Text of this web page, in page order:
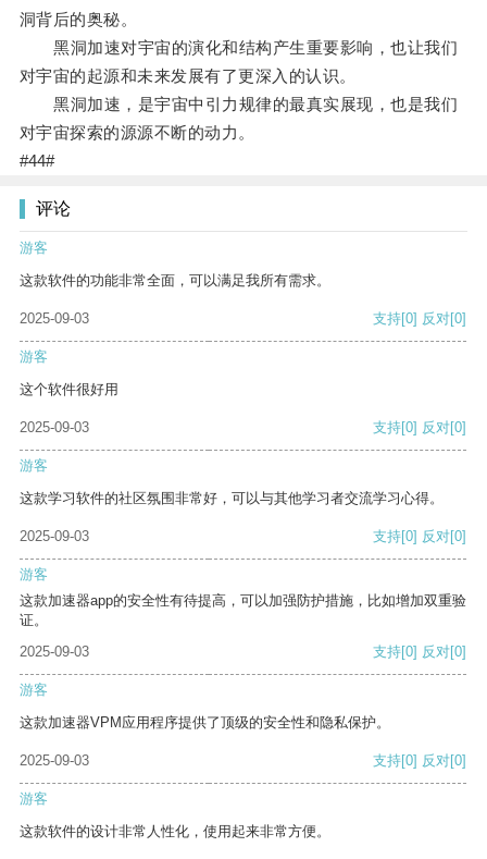
洞背后的奥秘。
黑洞加速对宇宙的演化和结构产生重要影响，也让我们
对宇宙的起源和未来发展有了更深入的认识。
黑洞加速，是宇宙中引力规律的最真实展现，也是我们
对宇宙探索的源源不断的动力。
#44#
评论
游客
这款软件的功能非常全面，可以满足我所有需求。
2025-09-03 支持[0] 反对[0]
游客
这个软件很好用
2025-09-03 支持[0] 反对[0]
游客
这款学习软件的社区氛围非常好，可以与其他学习者交流学习心得。
2025-09-03 支持[0] 反对[0]
游客
这款加速器app的安全性有待提高，可以加强防护措施，比如增加双重验
证。
2025-09-03
支持[0] 反对[0]
游客
这款加速器VPM应用程序提供了顶级的安全性和隐私保护。
2025-09-03 支持[0] 反对[0]
游客
这款软件的设计非常人性化，使用起来非常方便。